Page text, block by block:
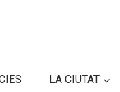
LA CIUTAT